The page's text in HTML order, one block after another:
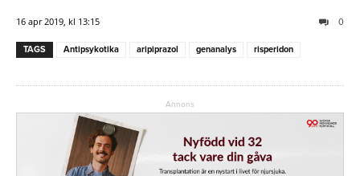
16 apr 2019, kl 13:15 0
TAGS Antipsykotika aripiprazol genanalys risperidon
Annons